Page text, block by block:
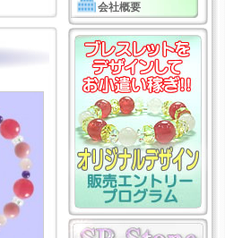
会社概要